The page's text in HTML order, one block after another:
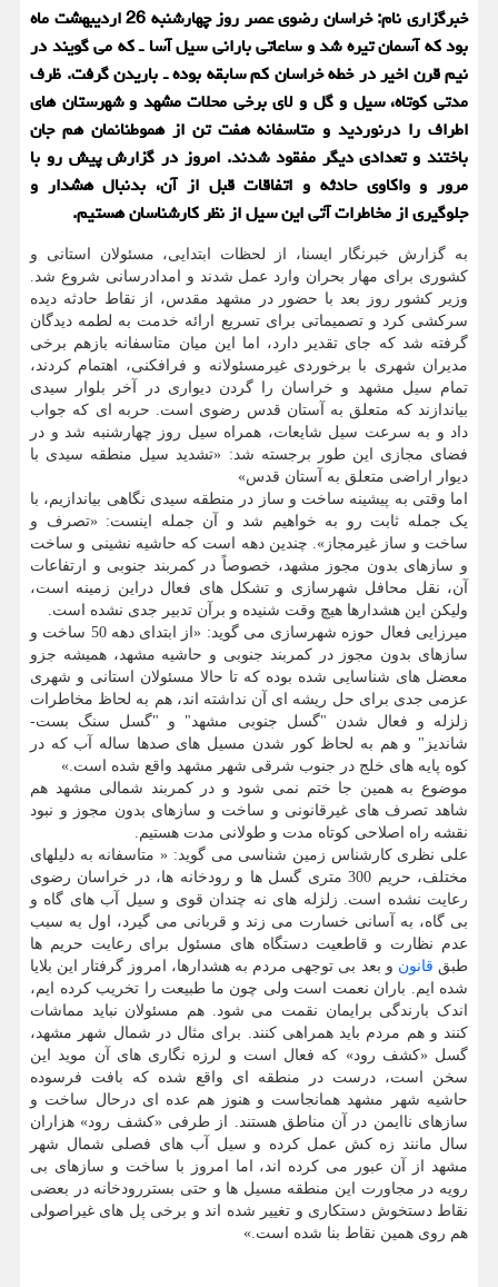
خبرگزاری نام: خراسان رضوی عصر روز چهارشنبه 26 اردیبهشت ماه
بود که آسمان تیره شد و ساعاتی بارانی سیل آسا ـ که می گویند در
نیم قرن اخیر در خطه خراسان کم سابقه بوده ـ باریدن گرفت. ظرف
مدتی کوتاه، سیل و گل و لای برخی محلات مشهد و شهرستان های
اطراف را درنوردید و متاسفانه هفت تن از هموطنانمان هم جان
باختند و تعدادی دیگر مفقود شدند. امروز در گزارش پیش رو با
مرور و واکاوی حادثه و اتفاقات قبل از آن، بدنبال هشدار و
جلوگیری از مخاطرات آتی این سیل از نظر کارشناسان هستیم.
به گزارش خبرنگار ایسنا، از لحظات ابتدایی، مسئولان استانی و
کشوری برای مهار بحران وارد عمل شدند و امدادرسانی شروع شد.
وزیر کشور روز بعد با حضور در مشهد مقدس، از نقاط حادثه دیده
سرکشی کرد و تصمیماتی برای تسریع ارائه خدمت به لطمه دیدگان
گرفته شد که جای تقدیر دارد، اما این میان متاسفانه بازهم برخی
مدیران شهری با برخوردی غیرمسئولانه و فرافکنی، اهتمام کردند،
تمام سیل مشهد و خراسان را گردن دیواری در آخر بلوار سیدی
بیاندازند که متعلق به آستان قدس رضوی است. حربه ای که جواب
داد و به سرعت سیل شایعات، همراه سیل روز چهارشنبه شد و در
فضای مجازی این طور برجسته شد: «تشدید سیل منطقه سیدی با
دیوار اراضی متعلق به آستان قدس»
اما وقتی به پیشینه ساخت و ساز در منطقه سیدی نگاهی بیاندازیم، با
یک جمله ثابت رو به خواهیم شد و آن جمله اینست: «تصرف و
ساخت و ساز غیرمجاز». چندین دهه است که حاشیه نشینی و ساخت
و سازهای بدون مجوز مشهد، خصوصاً در کمربند جنوبی و ارتفاعات
آن، نقل محافل شهرسازی و تشکل های فعال دراین زمینه است،
ولیکن این هشدارها هیچ وقت شنیده و برآن تدبیر جدی نشده است.
میرزایی فعال حوزه شهرسازی می گوید: «از ابتدای دهه 50 ساخت و
سازهای بدون مجوز در کمربند جنوبی و حاشیه مشهد، همیشه جزو
معضل های شناسایی شده بوده که تا حالا مسئولان استانی و شهری
عزمی جدی برای حل ریشه ای آن نداشته اند، هم به لحاظ مخاطرات
زلزله و فعال شدن "گسل جنوبی مشهد" و "گسل سنگ بست-
شاندیز" و هم به لحاظ کور شدن مسیل های صدها ساله آب که در
کوه پایه های خلج در جنوب شرقی شهر مشهد واقع شده است.»
موضوع به همین جا ختم نمی شود و در کمربند شمالی مشهد هم
شاهد تصرف های غیرقانونی و ساخت و سازهای بدون مجوز و نبود
نقشه راه اصلاحی کوتاه مدت و طولانی مدت هستیم.
علی نظری کارشناس زمین شناسی می گوید: « متاسفانه به دلیلهای
مختلف، حریم 300 متری گسل ها و رودخانه ها، در خراسان رضوی
رعایت نشده است. زلزله های نه چندان قوی و سیل آب های گاه و
بی گاه، به آسانی خسارت می زند و قربانی می گیرد، اول به سبب
عدم نظارت و قاطعیت دستگاه های مسئول برای رعایت حریم ها
طبق قانون و بعد بی توجهی مردم به هشدارها، امروز گرفتار این بلایا
شده ایم. باران نعمت است ولی چون ما طبیعت را تخریب کرده ایم،
اندک بارندگی برایمان نقمت می شود. هم مسئولان نباید مماشات
کنند و هم مردم باید همراهی کنند. برای مثال در شمال شهر مشهد،
گسل «کشف رود» که فعال است و لرزه نگاری های آن موید این
سخن است، درست در منطقه ای واقع شده که بافت فرسوده
حاشیه شهر مشهد همانجاست و هنوز هم عده ای درحال ساخت و
سازهای ناایمن در آن مناطق هستند. از طرفی «کشف رود» هزاران
سال مانند زه کش عمل کرده و سیل آب های فصلی شمال شهر
مشهد از آن عبور می کرده اند، اما امروز با ساخت و سازهای بی
رویه در مجاورت این منطقه مسیل ها و حتی بستررودخانه در بعضی
نقاط دستخوش دستکاری و تغییر شده اند و برخی پل های غیراصولی
هم روی همین نقاط بنا شده است.»